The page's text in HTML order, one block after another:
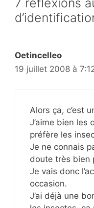
7 réflexions
Oetincelleo
19 juillet 2008 à
Alors ça, c’est
J’aime bien les
préfère les
Je ne connais
doute très bien
Je vais donc
occasion.
J’ai déjà une